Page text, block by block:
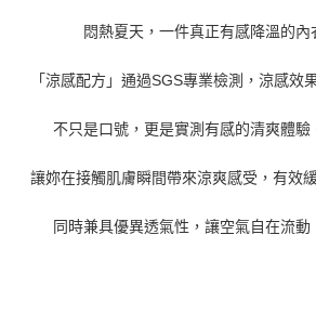
悶熱夏天，一件真正有感降溫的內
「涼感配方」通過SGS專業檢測，涼感效
不只是口號，更是實測有感的清爽體驗
讓妳在接觸肌膚瞬間帶來涼爽感受，有效
同時兼具優異透氣性，讓空氣自在流動